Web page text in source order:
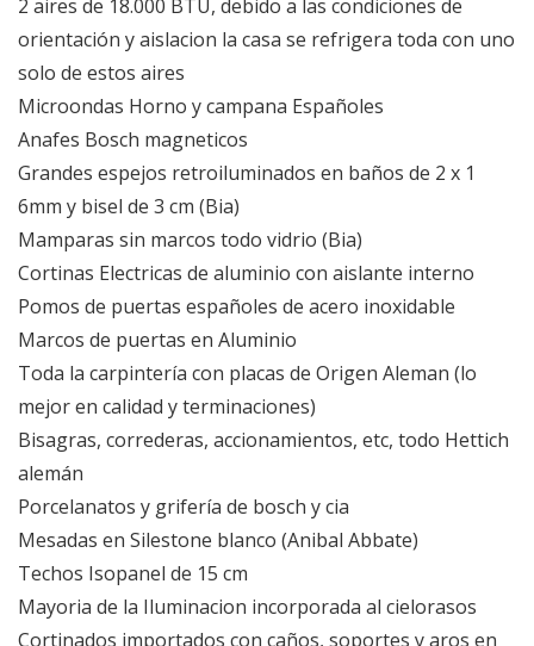
2 aires de 18.000 BTU, debido a las condiciones de
orientación y aislacion la casa se refrigera toda con uno
solo de estos aires
Microondas Horno y campana Españoles
Anafes Bosch magneticos
Grandes espejos retroiluminados en baños de 2 x 1
6mm y bisel de 3 cm (Bia)
Mamparas sin marcos todo vidrio (Bia)
Cortinas Electricas de aluminio con aislante interno
Pomos de puertas españoles de acero inoxidable
Marcos de puertas en Aluminio
Toda la carpintería con placas de Origen Aleman (lo
mejor en calidad y terminaciones)
Bisagras, correderas, accionamientos, etc, todo Hettich
alemán
Porcelanatos y grifería de bosch y cia
Mesadas en Silestone blanco (Anibal Abbate)
Techos Isopanel de 15 cm
Mayoria de la Iluminacion incorporada al cielorasos
Cortinados importados con caños, soportes y aros en